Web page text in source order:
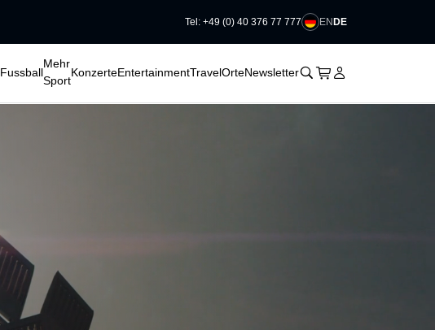
Tel: +49 (0) 40 376 77 777 ENDE
Fussball
Mehr
Sport
KonzerteEntertainmentTravelOrteNewsletter􀊫 Warenkorb
􀍩 Login
􀉩